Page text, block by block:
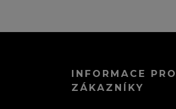
INFORMACE PRO
ZÁKAZNÍKY